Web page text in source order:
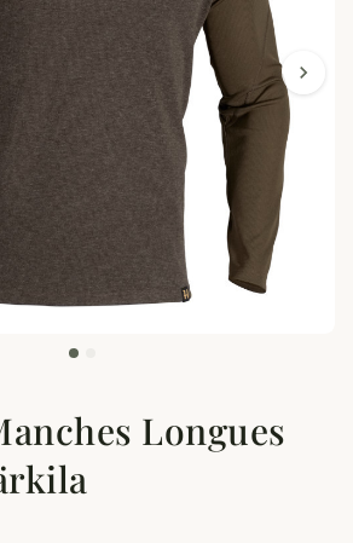
zoom_out_map
chevron_right
Longues